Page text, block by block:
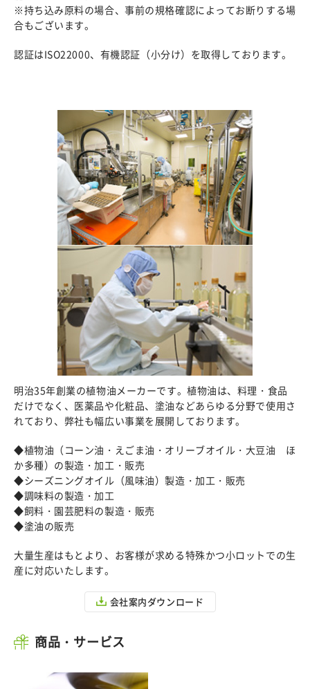
※持ち込み原料の場合、事前の規格確認によってお断りする場
合もございます。
認証はISO22000、有機認証（小分け）を取得しております。
明治35年創業の植物油メーカーです。植物油は、料理・食品
だけでなく、医薬品や化粧品、塗油などあらゆる分野で使用さ
れており、弊社も幅広い事業を展開しております。
◆植物油（コーン油・えごま油・オリーブオイル・大豆油 ほ
か多種）の製造・加工・販売
◆シーズニングオイル（風味油）製造・加工・販売
◆調味料の製造・加工
◆飼料・園芸肥料の製造・販売
◆塗油の販売
大量生産はもとより、お客様が求める特殊かつ小ロットでの生
産に対応いたします。
会社案内ダウンロード
商品・サービス